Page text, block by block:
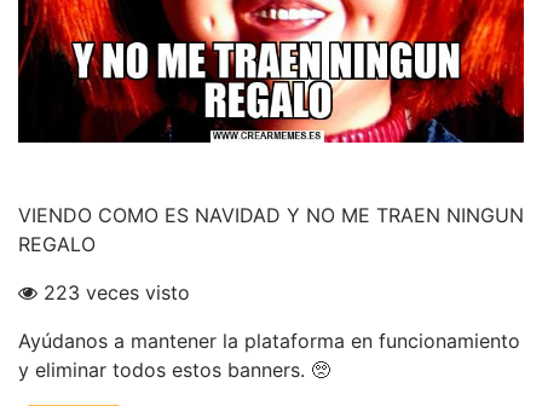
VIENDO COMO ES NAVIDAD Y NO ME TRAEN NINGUN
REGALO
223 veces visto
Ayúdanos a mantener la plataforma en funcionamiento
y eliminar todos estos banners. 🥺